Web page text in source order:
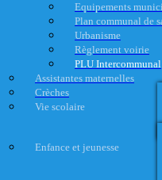
Equipements
Plan communal de
Urbanisme
Règlement voirie
PLU Intercommunal
Assistantes maternelles
Crèches
Vie scolaire
Enfance et jeunesse